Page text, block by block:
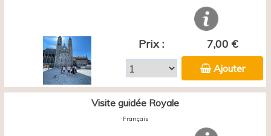
Prix : 7,00 €
Ajouter
Visite guidée Royale
Français